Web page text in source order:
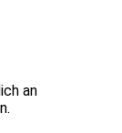
an